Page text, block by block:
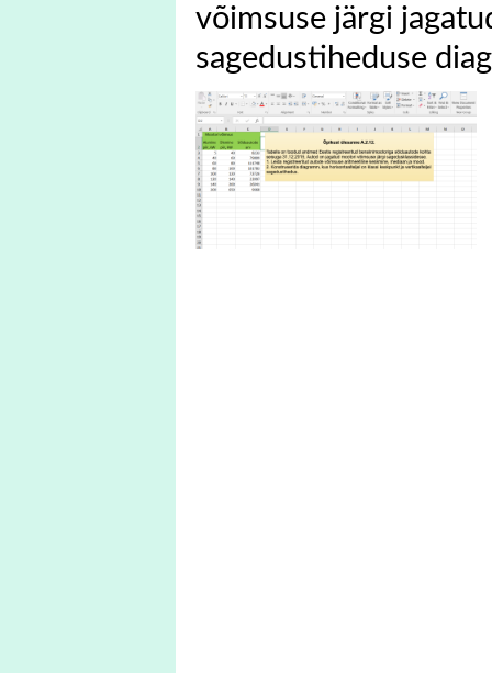
võimsuse järgi
sagedustiheduse